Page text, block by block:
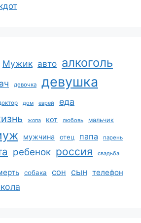
Мужик авто алкоголь
девочка девушка
дом еврей еда
жопа кот любовь мальчик
мужчина отец папа парень
ребенок россия свадьба
собака сон сын телефон